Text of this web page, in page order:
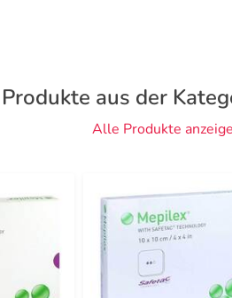
Produkte aus der
Alle Produkte